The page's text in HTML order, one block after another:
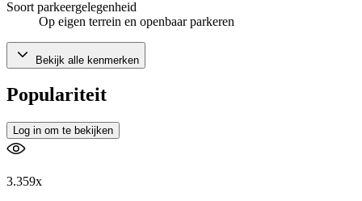
Soort parkeergelegenheid
Op eigen terrein en openbaar parkeren
Bekijk alle kenmerken
Populariteit
Log in om te bekijken
3.359x